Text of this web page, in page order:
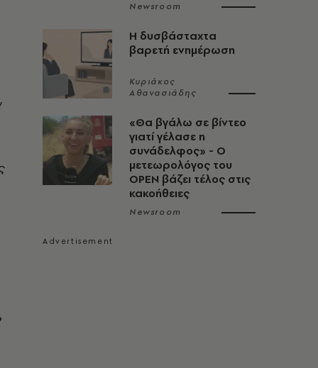
Newsroom
Η δυσβάσταχτα
βαρετή ενημέρωση
Κυριάκος
Αθανασιάδης
«Θα βγάλω σε βίντεο
γιατί γέλασε η
συνάδελφος» - Ο
μετεωρολόγος του
OPEN βάζει τέλος στις
κακοήθειες
Newsroom